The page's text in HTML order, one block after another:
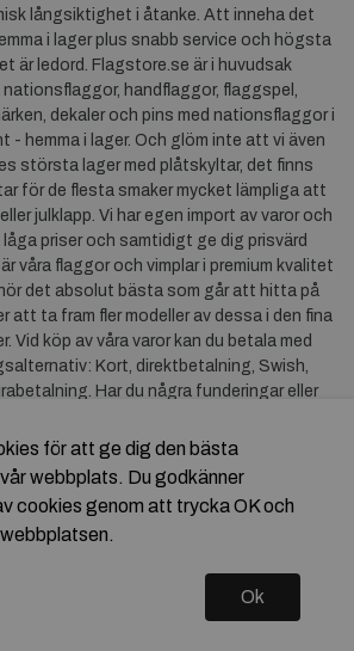
långsiktighet i åtanke. Att inneha det
i lager plus snabb service och högsta
är ledord. Flagstore.se är i huvudsak
handflaggor, flaggspel,
dekaler och pins med nationsflaggor i
- hemma i lager. Och glöm inte att vi även
största lager med plåtskyltar, det finns
för de flesta smaker mycket lämpliga att
julklapp. Vi har egen import av varor och
låga priser och samtidigt ge dig prisvärd
våra flaggor och vimplar i premium kvalitet
det absolut bästa som går att hitta på
att ta fram fler modeller av dessa i den fina
Vid köp av våra varor kan du betala med
Kort, direktbetalning, Swish,
Har du några funderingar eller
frågor kring Klarna kan duklicka här
för att ge dig den bästa
webbplats. Du godkänner
cookies genom att trycka OK och
Ok